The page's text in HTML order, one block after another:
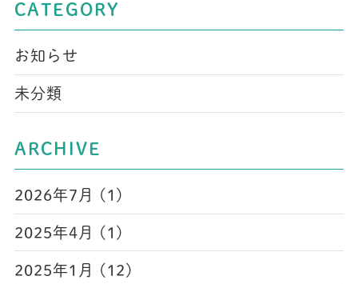
CATEGORY
お知らせ
未分類
ARCHIVE
2026年7月 (1)
2025年4月 (1)
2025年1月 (12)